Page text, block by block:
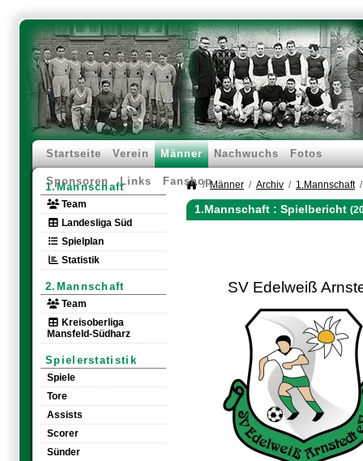
Startseite Verein Männer Nachwuchs Fotos
Sponsoren Links Fanshop
1.Mannschaft
Team
Landesliga Süd
Spielplan
Statistik
2.Mannschaft
Team
Kreisoberliga
Mansfeld-Südharz
Spielerstatistik
Spiele
Tore
Assists
Scorer
Sünder
Männer Archiv 1.Mannschaft
1.Mannschaft : Spielbericht
SV Edelweiß